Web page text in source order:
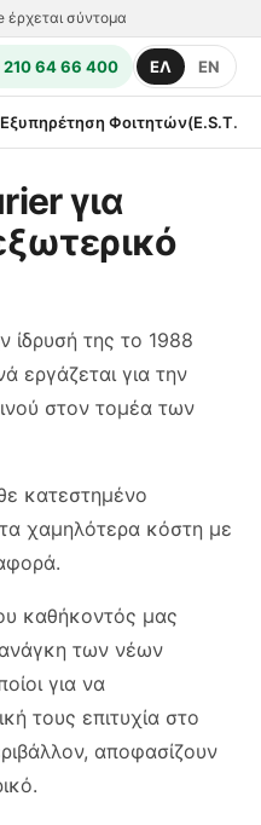
έρχεται σύντομα
210 64 66 400 ΕΛ EN
Εξυπηρέτηση Φοιτητών(E.S.T.S)
για
ίδρυσή της το 1988
εργάζεται για την
στον τομέα των
κατεστημένο
χαμηλότερα κόστη με
καθήκοντός μας
των νέων
για να
τους επιτυχία στο
αποφασίζουν